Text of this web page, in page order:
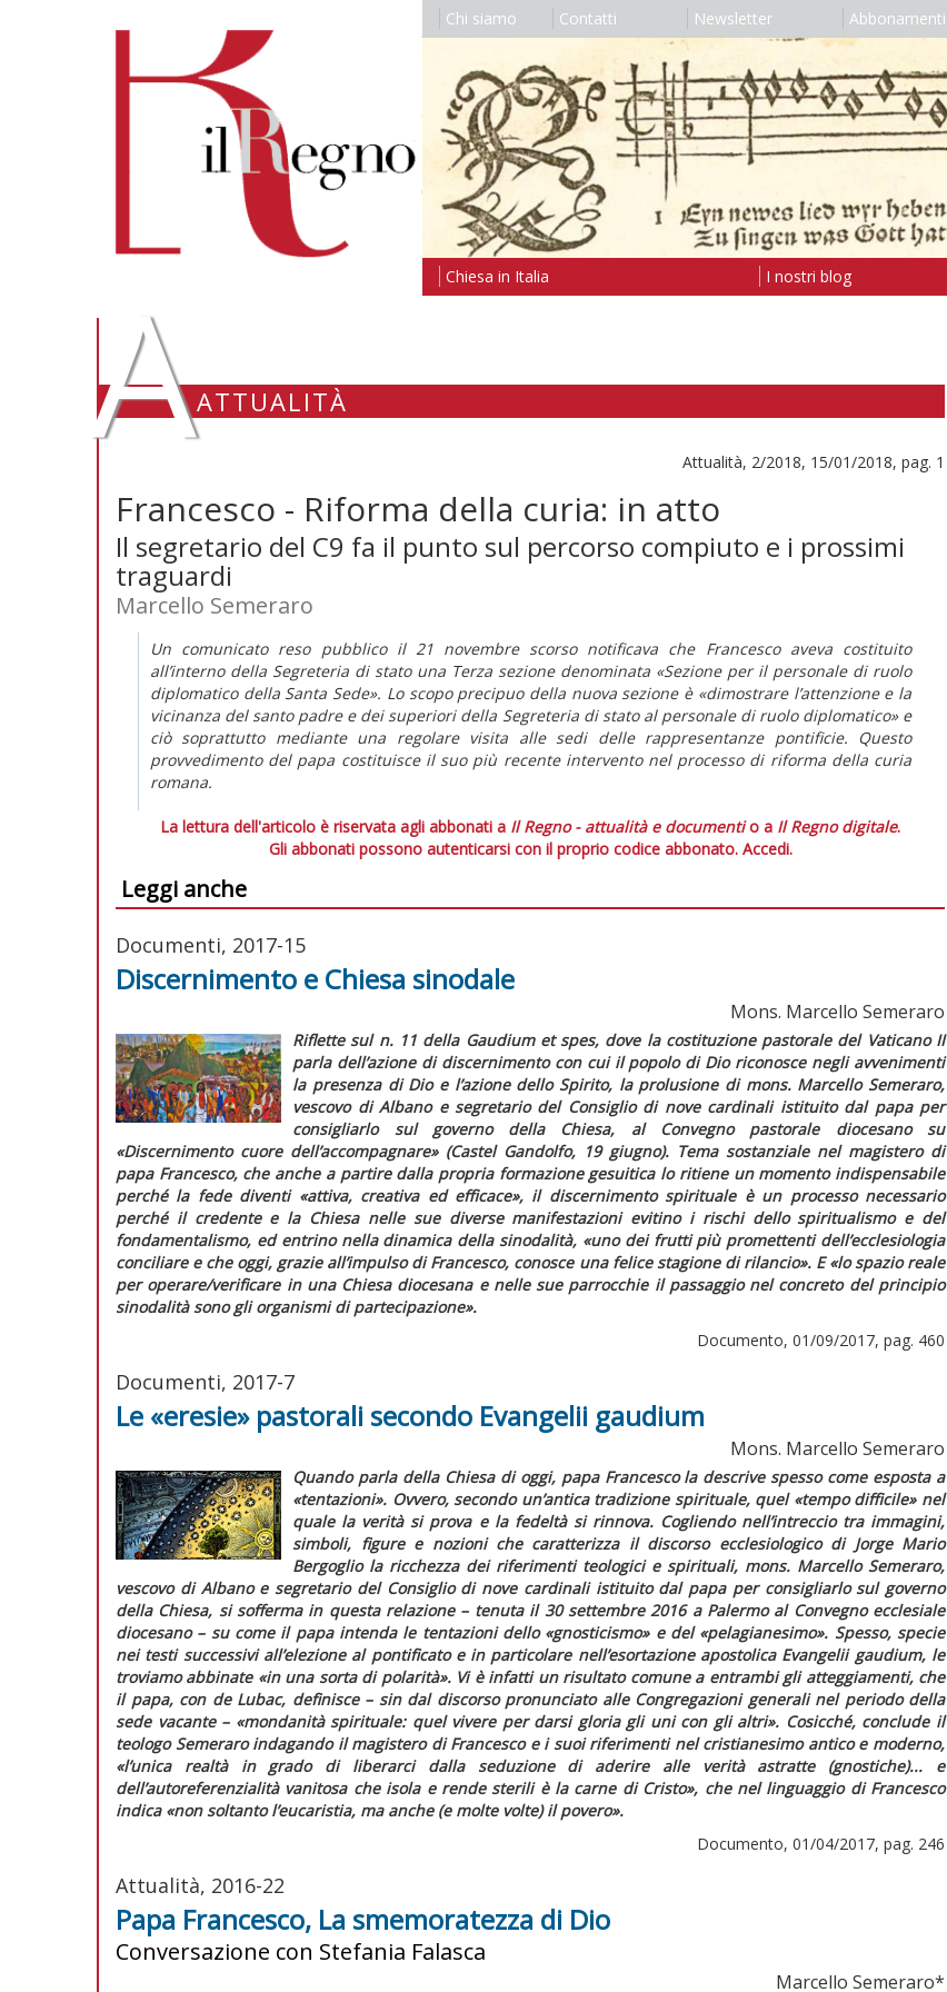
Chi siamo Contatti Newsletter Abbonamenti
Chiesa in Italia I nostri blog
AATTUALITÀ
Attualità, 2/2018, 15/01/2018, pag. 1
Francesco - Riforma della curia: in atto
Il segretario del C9 fa il punto sul percorso compiuto e i prossimi
traguardi
Marcello Semeraro
Un comunicato reso pubblico il 21 novembre scorso notificava che Francesco aveva costituito
all’interno della Segreteria di stato una Terza sezione denominata «Sezione per il personale di ruolo
diplomatico della Santa Sede». Lo scopo precipuo della nuova sezione è «dimostrare l’attenzione e la
vicinanza del santo padre e dei superiori della Segreteria di stato al personale di ruolo diplomatico» e
ciò soprattutto mediante una regolare visita alle sedi delle rappresentanze pontificie. Questo
provvedimento del papa costituisce il suo più recente intervento nel processo di riforma della curia
romana.
La lettura dell'articolo è riservata agli abbonati a Il Regno - attualità e documentio a Il Regno digitale.
Gli abbonati possono autenticarsi con il proprio codice abbonato. Accedi.
Leggi anche
Documenti, 2017-15
Discernimento e Chiesa sinodale
Mons. Marcello Semeraro
Riflette sul n. 11 della Gaudium et spes, dove la costituzione pastorale del Vaticano II
parla dell’azione di discernimento con cui il popolo di Dio riconosce negli avvenimenti
la presenza di Dio e l’azione dello Spirito, la prolusione di mons. Marcello Semeraro,
vescovo di Albano e segretario del Consiglio di nove cardinali istituito dal papa per
consigliarlo sul governo della Chiesa, al Convegno pastorale diocesano su
«Discernimento cuore dell’accompagnare» (Castel Gandolfo, 19 giugno). Tema sostanziale nel magistero di
papa Francesco, che anche a partire dalla propria formazione gesuitica lo ritiene un momento indispensabile
perché la fede diventi «attiva, creativa ed efficace», il discernimento spirituale è un processo necessario
perché il credente e la Chiesa nelle sue diverse manifestazioni evitino i rischi dello spiritualismo e del
fondamentalismo, ed entrino nella dinamica della sinodalità, «uno dei frutti più promettenti dell’ecclesiologia
conciliare e che oggi, grazie all’impulso di Francesco, conosce una felice stagione di rilancio». E«lo spazio reale
per operare/verificare in una Chiesa diocesana e nelle sue parrocchie il passaggio nel concreto del principio
sinodalità sono gli organismi di partecipazione».
Documento, 01/09/2017, pag. 460
Documenti, 2017-7
Le «eresie» pastorali secondo Evangelii gaudium
Mons. Marcello Semeraro
Quando parla della Chiesa di oggi, papa Francesco la descrive spesso come esposta a
«tentazioni». Ovvero, secondo un’antica tradizione spirituale, quel «tempo difficile» nel
quale la verità si prova e la fedeltà si rinnova. Cogliendo nell’intreccio tra immagini,
simboli, figure e nozioni che caratterizza il discorso ecclesiologico di Jorge Mario
Bergoglio la ricchezza dei riferimenti teologici e spirituali, mons. Marcello Semeraro,
vescovo di Albano e segretario del Consiglio di nove cardinali istituito dal papa per consigliarlo sul governo
della Chiesa, si sofferma in questa relazione – tenuta il 30 settembre 2016 a Palermo al Convegno ecclesiale
diocesano – su come il papa intenda le tentazioni dello «gnosticismo»e del «pelagianesimo». Spesso, specie
nei testi successivi all’elezione al pontificato e in particolare nell’esortazione apostolica Evangelii gaudium, le
troviamo abbinate «in una sorta di polarità». Vi è infatti un risultato comune a entrambi gli atteggiamenti, che
il papa, con de Lubac, definisce – sin dal discorso pronunciato alle Congregazioni generali nel periodo della
sede vacante – «mondanità spirituale: quel vivere per darsi gloria gli uni con gli altri». Cosicché, conclude il
teologo Semeraro indagando il magistero di Francesco e i suoi riferimenti nel cristianesimo antico e moderno,
«l’unica realtà in grado di liberarci dalla seduzione di aderire alle verità astratte (gnostiche)... e
dell’autoreferenzialità vanitosa che isola e rende sterili è la carne di Cristo», che nel linguaggio di Francesco
indica«non soltanto l’eucaristia, ma anche (e molte volte) il povero».
Documento, 01/04/2017, pag. 246
Attualità, 2016-22
Papa Francesco, La smemoratezza di Dio
Conversazione con Stefania Falasca
Marcello Semeraro*